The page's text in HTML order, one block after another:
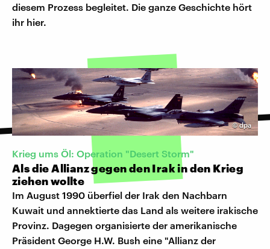
diesem Prozess begleitet. Die ganze Geschichte hört
ihr hier.
©dpa
Krieg ums Öl: Operation "Desert Storm"
Als die Allianz gegen den Irak in den Krieg
ziehen wollte
Im August 1990 überfiel der Irak den Nachbarn
Kuwait und annektierte das Land als weitere irakische
Provinz. Dagegen organisierte der amerikanische
Präsident George H.W. Bush eine "Allianz der